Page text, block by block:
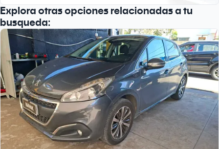
Explora otras opciones relacionadas a tu
busqueda: